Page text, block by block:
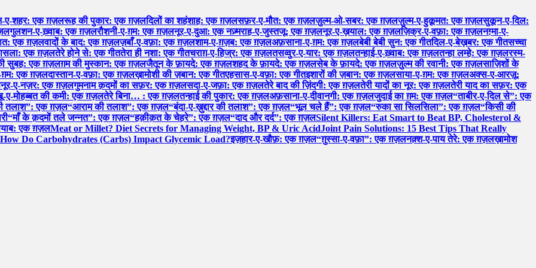
ए-शहर: एक ग़ज़लरूह की पुकार: एक ग़ज़लदिलों का शहंशाह: एक ग़ज़लसफ़र-ए-मौत: एक ग़ज़लज़ुल्म-ओ-सबर: एक ग़ज़लज़ुल्म-ए-हुक़ूमत: एक ग़ज़लसुकून-ए-दिल:
गुलशन-ए-ख़्वाब: एक ग़ज़लरौशनी-ए-ग़म: एक ग़ज़लनूर-ए-दुआ: एक नज़्मराह-ए-जुस्तजू: एक ग़ज़लनूर-ए-ख़याल: एक ग़ज़लज़िक्र-ए-वफ़ा: एक ग़ज़लनग़्मा-ए-
एक ग़ज़लवादों के बाद: एक ग़ज़लज़बाँ-ए-वफ़ा: एक ग़ज़लशाम-ए-ग़ज़ब: एक ग़ज़लअफ़साना-ए-ग़म: एक ग़ज़लबेबी बेबी सुन: एक गीतदिल-ए-बेख़बर: एक गीतसच्चा
एक ग़ज़लतेरे होने से: एक गीततेरा ही नशा: एक गीतचराग़-ए-हिज्र: एक ग़ज़लतसव्वुर-ए-यार: एक ग़ज़लतन्हाई-ए-ख़्वाब: एक ग़ज़लतन्हा लम्हे: एक ग़ज़लरस्म-
सुबह: एक ग़ज़लग़म की मुस्कान: एक ग़ज़लजैतून के फ़ायदे: एक ग़ज़लशहद के फ़ायदे: एक ग़ज़लसेब के फ़ायदे: एक ग़ज़लज़ुल्म की रवानी: एक ग़ज़लसाज़िशों के
ग़म: एक ग़ज़लदास्तान-ए-वफ़ा: एक ग़ज़लख़ामोशी की ज़बान: एक गीतएहसास-ए-वफ़ा: एक गीतइशारों की ज़बान: एक ग़ज़लसाया-ए-ग़म: एक ग़ज़लअक्स-ए-आरज़ू:
नूर-ए-नज़र: एक ग़ज़लगुमनाम क़दमों का सफ़र: एक ग़ज़लसदा-ए-जफ़ा: एक ग़ज़लतेरे बाद की ज़िंदगी: एक ग़ज़लतेरी यादों का नूर: एक ग़ज़लतेरी याद का सफ़र: एक
ए-मोहब्बत की कमी: एक ग़ज़लतेरे बिना… : एक ग़ज़लतन्हाई की पुकार: एक ग़ज़लअफ़साना-ए-दीवानगी: एक ग़ज़लजुदाई का ग़म: एक ग़ज़ल“ताबीर-ए-दिल से”: एक
तलाश”: एक ग़ज़ल“आराम की तलाश”: एक ग़ज़ल“बंदा-ए-ख़ुद्दार की तलाश”: एक ग़ज़ल“भूल चले हैं”: एक ग़ज़ल“रुका सा सिलसिला”: एक ग़ज़ल“किसी की
“माँ के क़दमों तले जन्नत”: एक ग़ज़ल“हक़ीक़त के चेहरे”: एक ग़ज़ल“दाद और दर्द”: एक ग़ज़लSilent Killers: Eat Smart to Beat BP, Cholesterol &
एक ग़ज़लMeat or Millet? Diet Secrets for Managing Weight, BP & Uric AcidJoint Pain Solutions: 15 Best Tips That Really
How Do Carbohydrates (Carbs) Impact Glycemic Load?इज़हार-ए-खौफ़: एक ग़ज़ल“ग़ुस्सा-ए-वफ़ा”: एक ग़ज़लनक़्श-ए-पाय तेरे: एक ग़ज़लख़ामोश